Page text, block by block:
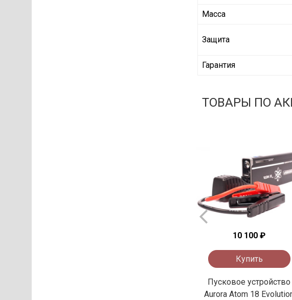
Масса
Защита
Гарантия
ТОВАРЫ ПО
10 100 ₽
Купить
Пусковое устройство
Aurora Atom 18